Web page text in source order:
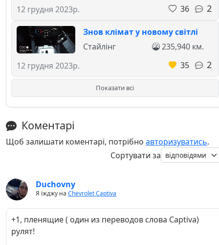
12 грудня 2023р. 36 2
Знов клімат у новому світлі
12 грудня 2023р.
Стайлінг
235,940 км.
35
2
Показати всі
Коментарі
Щоб залишати коментарі, потрібно авторизуватись.
Сортувати за
Duchovny
Я їжджу на Chevrolet Captiva
+1, пленящие ( один из переводов слова Captiva)
рулят!